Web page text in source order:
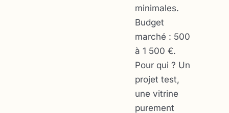
minimales.
Budget
marché : 500
à 1 500 €.
Pour qui ? Un
projet test,
une vitrine
purement